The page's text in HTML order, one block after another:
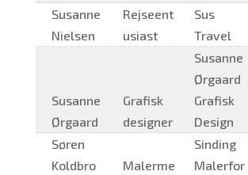
Susanne
Nielsen
Rejseent
usiast
Sus
Travel
Susanne
Ørgaard
Grafisk
designer
Susanne
Ørgaard
Grafisk
Design
Søren
Koldbro
Malerme
Sinding
Malerfor